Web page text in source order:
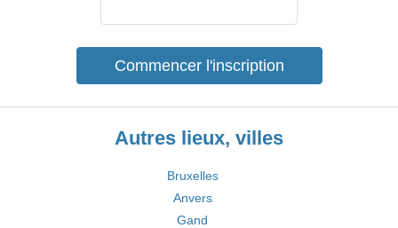
Commencer l'inscription
Autres lieux, villes
Bruxelles
Anvers
Gand